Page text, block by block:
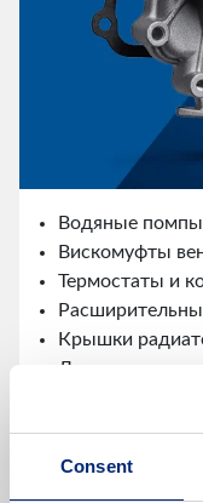
Consent
Водяные помпы
Вискомуфты
Термостаты и
Крышки
Датчики